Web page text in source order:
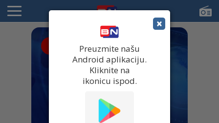
×
Preuzmite našu
Android aplikaciju.
Kliknite na
ikonicu ispod.